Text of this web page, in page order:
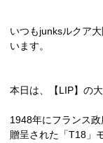
いつもjunksルクア
います。
本日は、【LIP】の
1948年にフランス
贈呈された「T18」